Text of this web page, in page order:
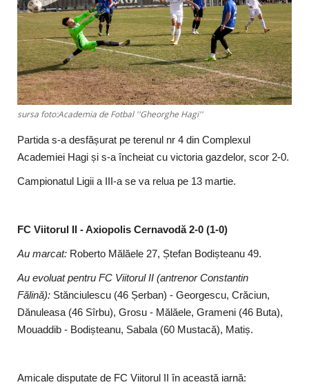
sursa foto:Academia de Fotbal ''Gheorghe Hagi''
Partida s-a desfășurat pe terenul nr 4 din Complexul
Academiei Hagi și s-a încheiat cu victoria gazdelor, scor 2-0.
Campionatul Ligii a III-a se va relua pe 13 martie.
FC Viitorul II - Axiopolis Cernavodă 2-0 (1-0)
Au marcat: Roberto Mălăele 27, Ștefan Bodișteanu 49.
Au evoluat pentru FC Viitorul II (antrenor Constantin
Fălină): Stănciulescu (46 Șerban) - Georgescu, Crăciun,
Dănuleasa (46 Sîrbu), Grosu - Mălăele, Grameni (46 Buta),
Mouaddib - Bodișteanu, Sabala (60 Mustacă), Matiș.
Amicale disputate de FC Viitorul II în această iarnă: